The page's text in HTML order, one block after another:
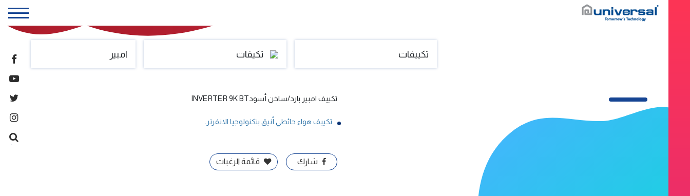
تكييفات تكيفات امبير
تكييف امبير بارد/ساخن أسودINVERTER 9K BT
تكييف هواء حائطي أنيق بتكنولوجيا الانفرتر.
شارك قائمة الرغبات